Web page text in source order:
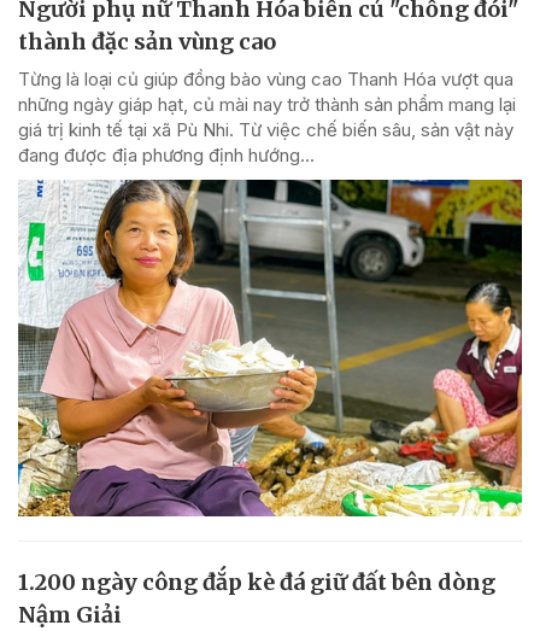
Người phụ nữ Thanh Hóa biến củ "chống đói"
thành đặc sản vùng cao
Từng là loại củ giúp đồng bào vùng cao Thanh Hóa vượt qua
những ngày giáp hạt, củ mài nay trở thành sản phẩm mang lại
giá trị kinh tế tại xã Pù Nhi. Từ việc chế biến sâu, sản vật này
đang được địa phương định hướng...
1.200 ngày công đắp kè đá giữ đất bên dòng
Nậm Giải